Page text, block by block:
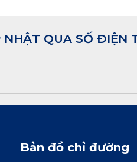
QUA SỐ ĐIỆN
Bản đồ chỉ đường